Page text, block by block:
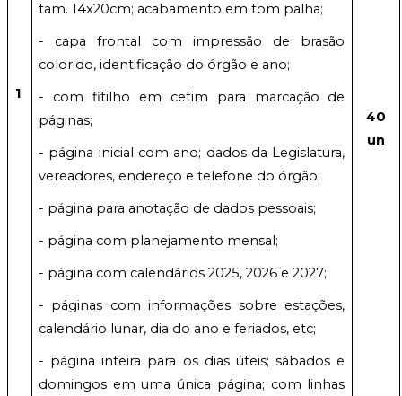
1
tam. 14x20cm; acabamento em tom palha;
- capa frontal com impressão de brasão
colorido, identificação do órgão e ano;
- com fitilho em cetim para marcação de
páginas;
- página inicial com ano; dados da Legislatura,
vereadores, endereço e telefone do órgão;
- página para anotação de dados pessoais;
- página com planejamento mensal;
- página com calendários 2025, 2026 e 2027;
- páginas com informações sobre estações,
calendário lunar, dia do ano e feriados, etc;
- página inteira para os dias úteis; sábados e
domingos em uma única página; com linhas
40
un